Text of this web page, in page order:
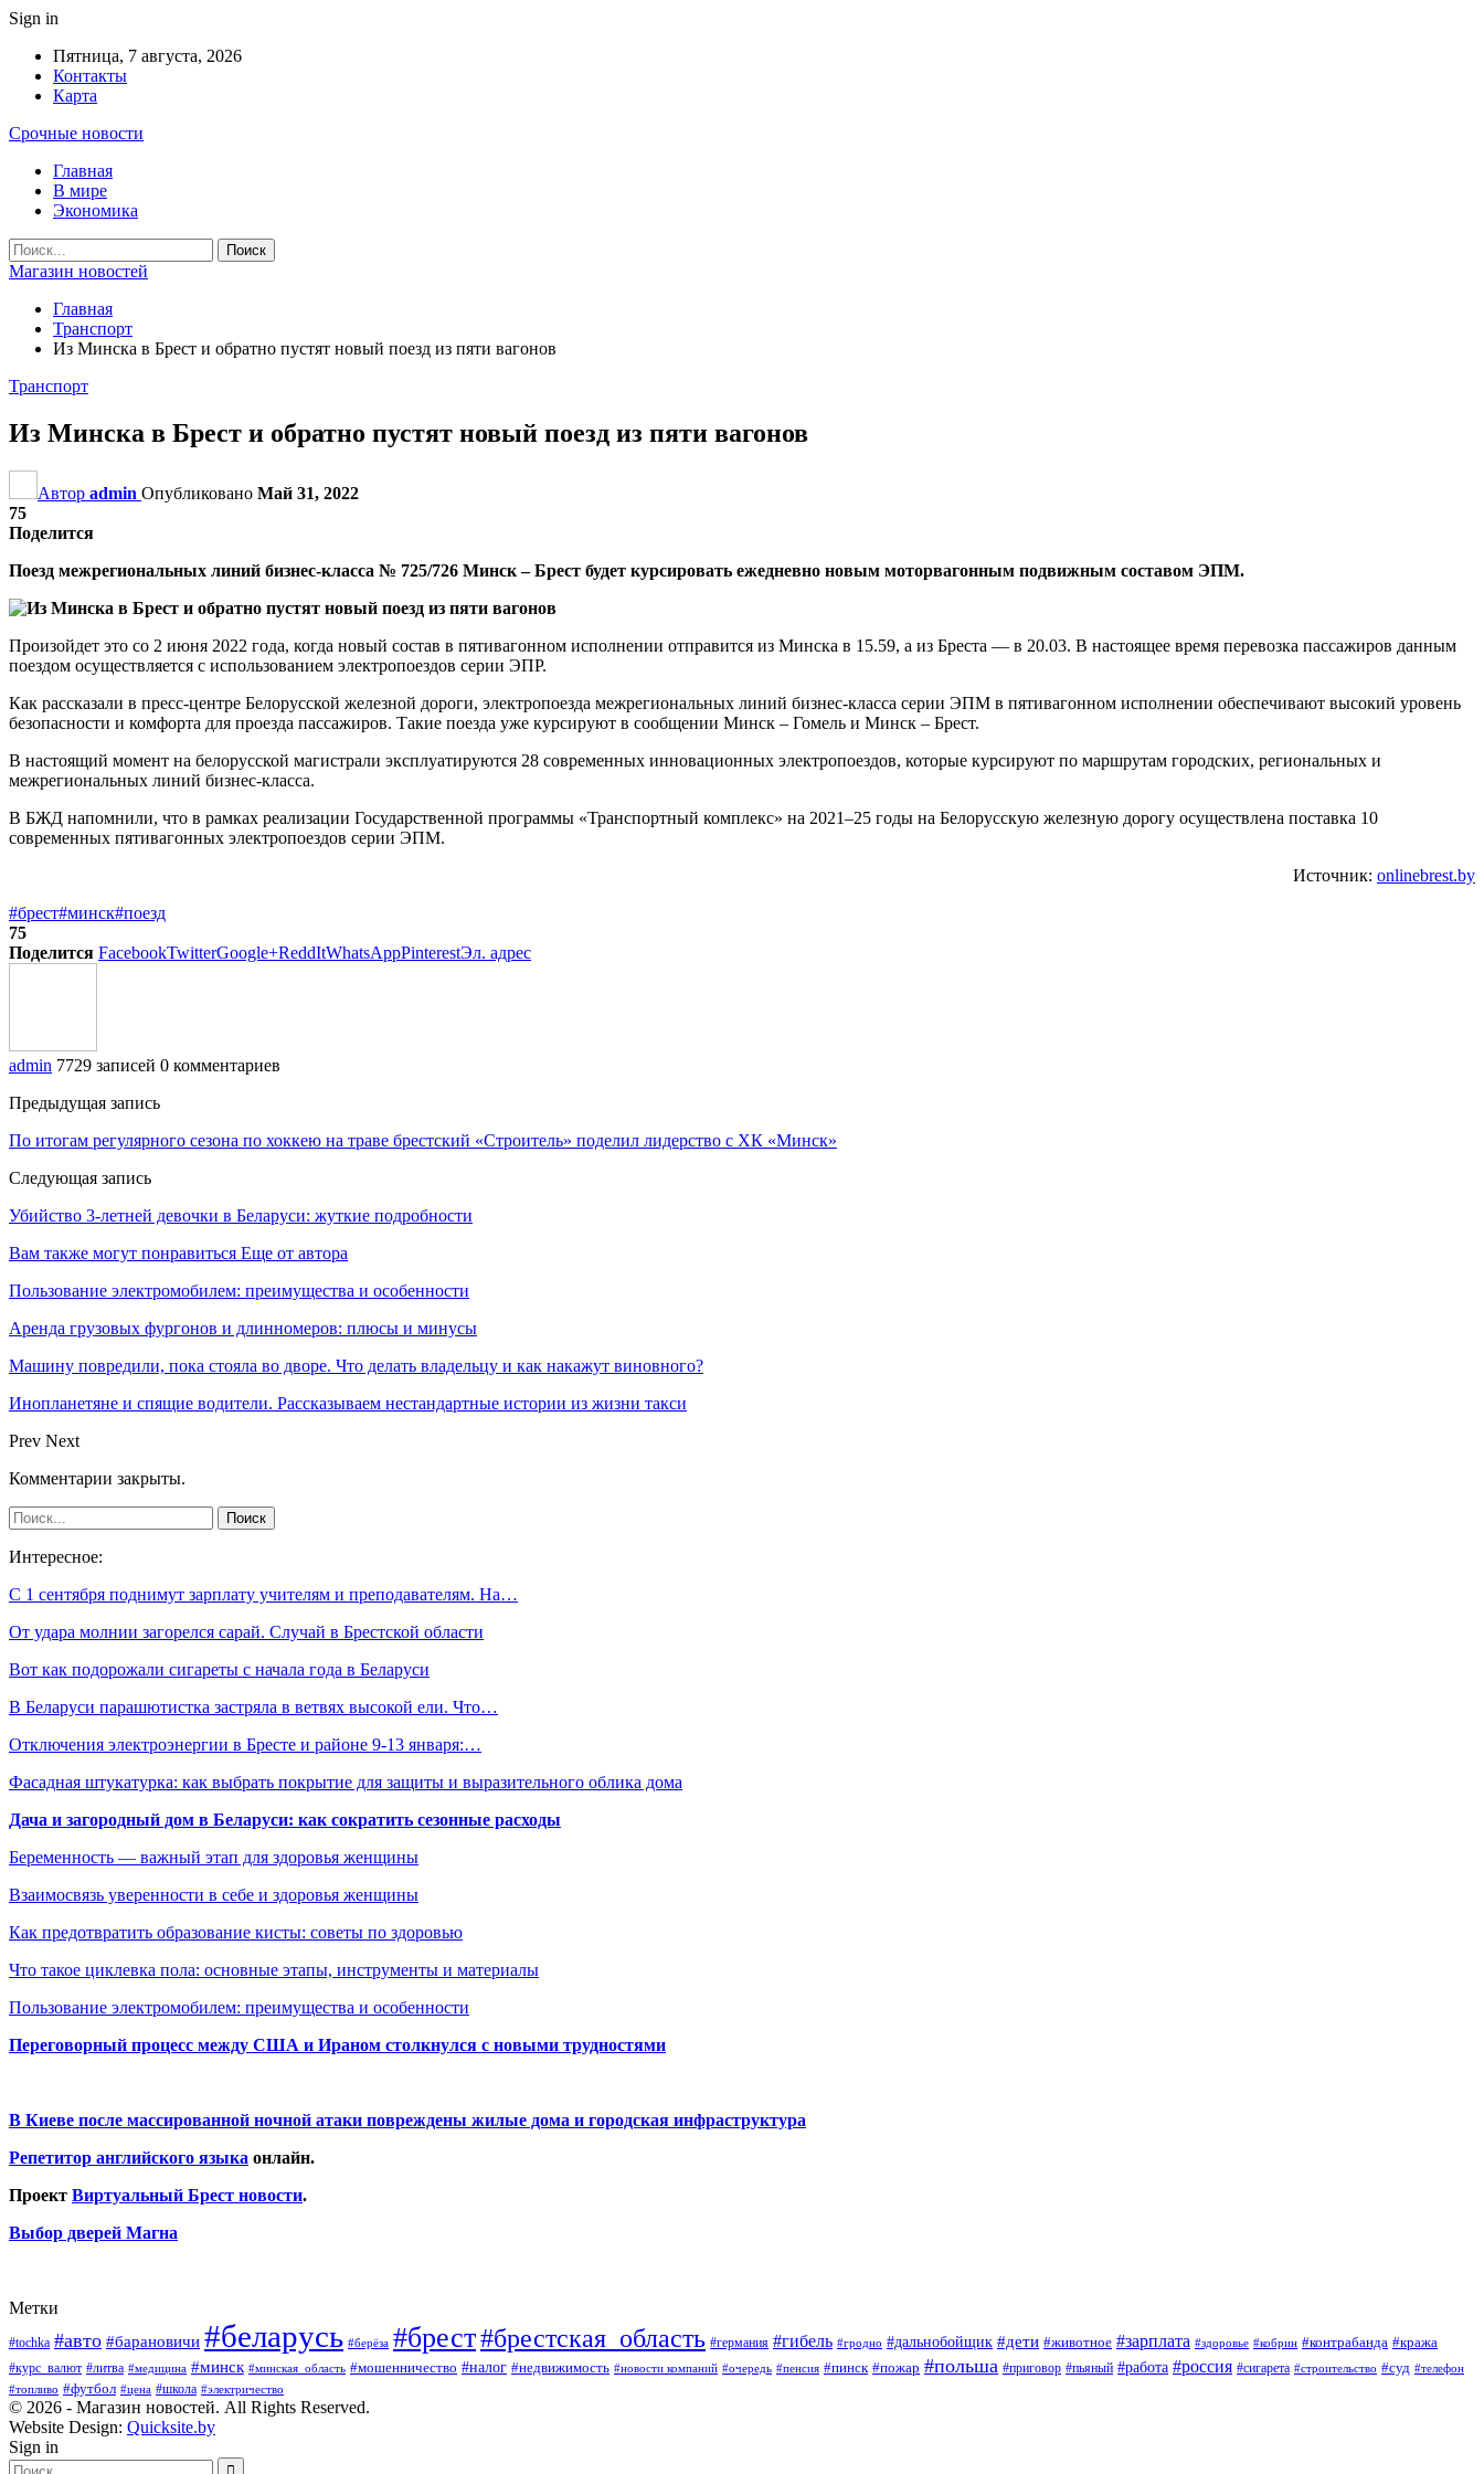
Sign in
Пятница, 7 августа, 2026
Контакты
Карта
Срочные новости
Главная
В мире
Экономика
Магазин новостей
Главная
Транспорт
Из Минска в Брест и обратно пустят новый поезд из пяти вагонов
Транспорт
Из Минска в Брест и обратно пустят новый поезд из пяти вагонов
Автор admin Опубликовано Май 31, 2022
75
Поделится
Поезд межрегиональных линий бизнес-класса № 725/726 Минск – Брест будет курсировать ежедневно новым моторвагонным подвижным составом ЭПМ.
Произойдет это со 2 июня 2022 года, когда новый состав в пятивагонном исполнении отправится из Минска в 15.59, а из Бреста — в 20.03. В настоящее время перевозка пассажиров данным
поездом осуществляется с использованием электропоездов серии ЭПР.
Как рассказали в пресс-центре Белорусской железной дороги, электропоезда межрегиональных линий бизнес-класса серии ЭПМ в пятивагонном исполнении обеспечивают высокий уровень
безопасности и комфорта для проезда пассажиров. Такие поезда уже курсируют в сообщении Минск – Гомель и Минск – Брест.
В настоящий момент на белорусской магистрали эксплуатируются 28 современных инновационных электропоездов, которые курсируют по маршрутам городских, региональных и
межрегиональных линий бизнес-класса.
В БЖД напомнили, что в рамках реализации Государственной программы «Транспортный комплекс» на 2021–25 годы на Белорусскую железную дорогу осуществлена поставка 10
современных пятивагонных электропоездов серии ЭПМ.
Источник: onlinebrest.by
#брест#минск#поезд
75
Поделится FacebookTwitterGoogle+ReddItWhatsAppPinterestЭл. адрес
admin 7729 записей 0 комментариев
Предыдущая запись
По итогам регулярного сезона по хоккею на траве брестский «Строитель» поделил лидерство с ХК «Минск»
Следующая запись
Убийство 3-летней девочки в Беларуси: жуткие подробности
Вам также могут понравиться Еще от автора
Пользование электромобилем: преимущества и особенности
Аренда грузовых фургонов и длинномеров: плюсы и минусы
Машину повредили, пока стояла во дворе. Что делать владельцу и как накажут виновного?
Инопланетяне и спящие водители. Рассказываем нестандартные истории из жизни такси
Prev Next
Комментарии закрыты.
Интересное:
С 1 сентября поднимут зарплату учителям и преподавателям. На…
От удара молнии загорелся сарай. Случай в Брестской области
Вот как подорожали сигареты с начала года в Беларуси
В Беларуси парашютистка застряла в ветвях высокой ели. Что…
Отключения электроэнергии в Бресте и районе 9-13 января:…
Фасадная штукатурка: как выбрать покрытие для защиты и выразительного облика дома
Дача и загородный дом в Беларуси: как сократить сезонные расходы
Беременность — важный этап для здоровья женщины
Взаимосвязь уверенности в себе и здоровья женщины
Как предотвратить образование кисты: советы по здоровью
Что такое циклевка пола: основные этапы, инструменты и материалы
Пользование электромобилем: преимущества и особенности
Переговорный процесс между США и Ираном столкнулся с новыми трудностями
В Киеве после массированной ночной атаки повреждены жилые дома и городская инфраструктура
Репетитор английского языка онлайн.
Проект Виртуальный Брест новости.
Выбор дверей Магна
Метки
#tochka #авто #барановичи #беларусь #берёза #брест#брестская_область #германия #гибель #гродно #дальнобойщик #дети #животное #зарплата #здоровье #кобрин #контрабанда #кража
#курс_валют #литва #медицина #минск #минская_область #мошенничество #налог #недвижимость #новости компаний #очередь #пенсия #пинск #пожар #польша #приговор #пьяный #работа #россия #сигарета #строительство #суд #телефон
#топливо #футбол #цена #школа #электричество
© 2026 - Магазин новостей. All Rights Reserved.
Website Design: Quicksite.by
Sign in